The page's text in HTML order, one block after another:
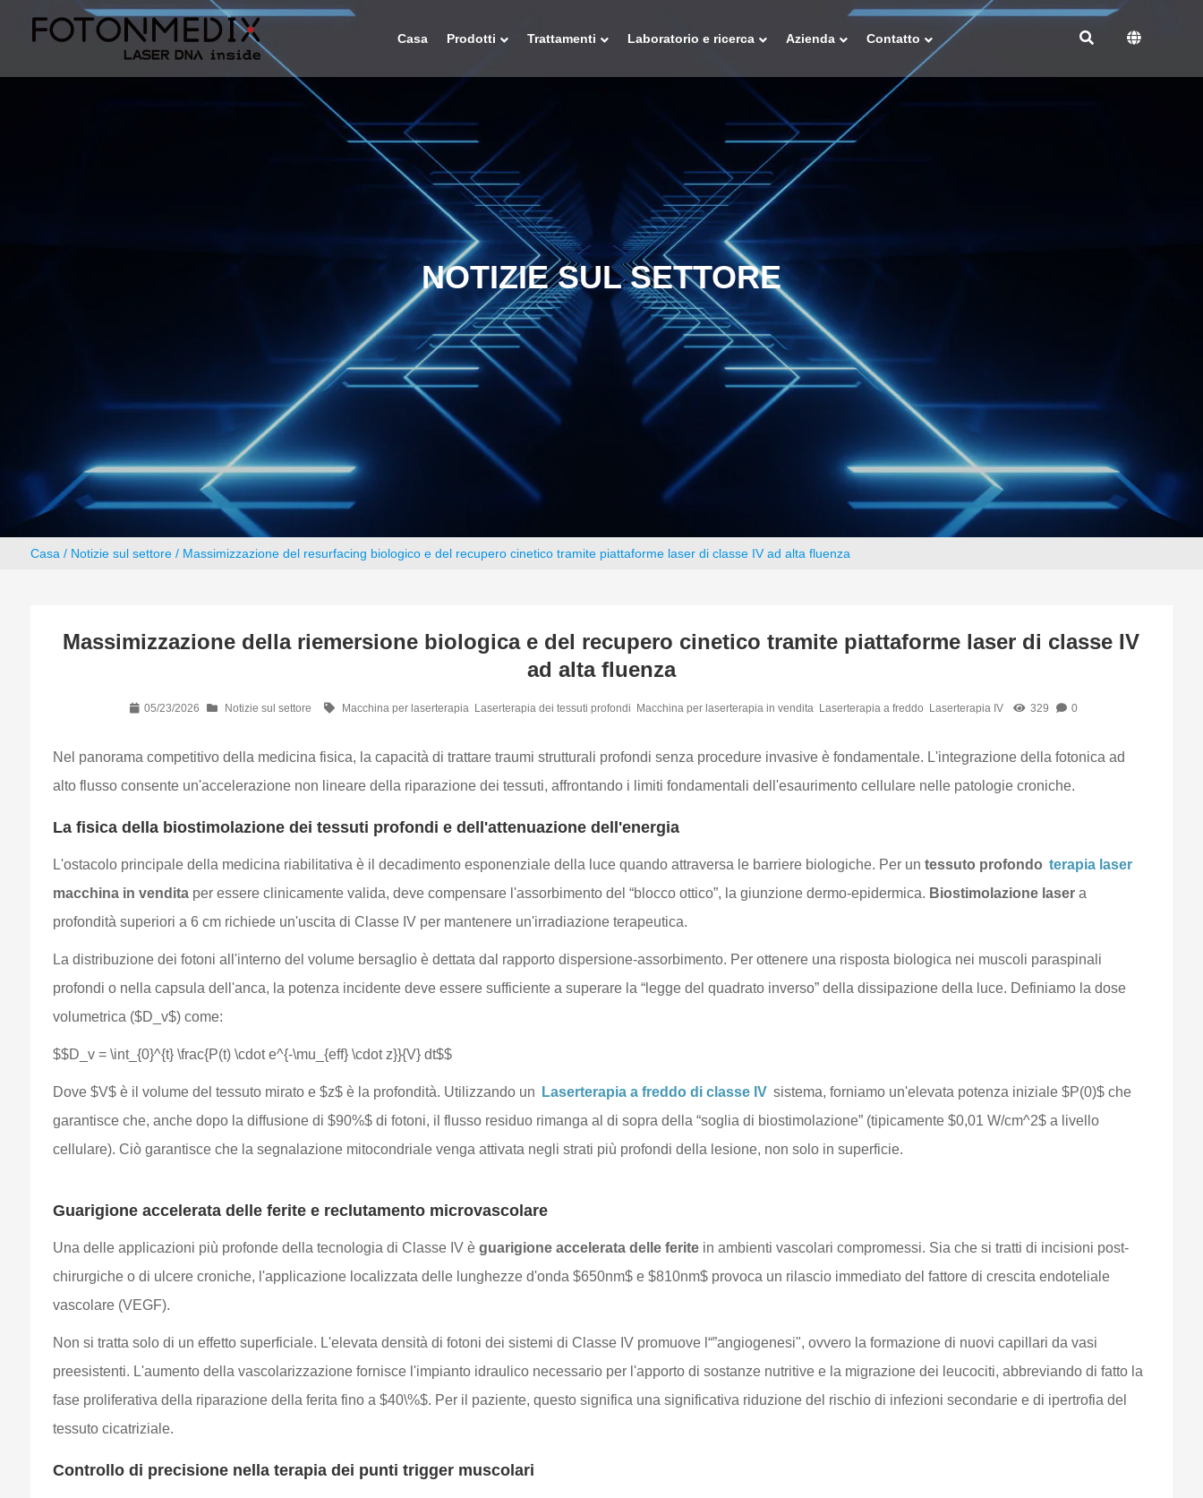
Casa Prodotti Trattamenti Laboratorio e ricerca Azienda Contatto
NOTIZIE SUL SETTORE
Casa / Notizie sul settore/ Massimizzazione del resurfacing biologico e del recupero cinetico tramite piattaforme laser di classe IV ad alta fluenza
Massimizzazione della riemersione biologica e del recupero cinetico tramite piattaforme laser di classe IV
ad alta fluenza
05/23/2026 Notizie sul settore Macchina per laserterapia Laserterapia dei tessuti profondi Macchina per laserterapia in vendita Laserterapia a freddo Laserterapia IV 329 0
Nel panorama competitivo della medicina fisica, la capacità di trattare traumi strutturali profondi senza procedure invasive è fondamentale. L'integrazione della fotonica ad
alto flusso consente un'accelerazione non lineare della riparazione dei tessuti, affrontando i limiti fondamentali dell'esaurimento cellulare nelle patologie croniche.
La fisica della biostimolazione dei tessuti profondi e dell'attenuazione dell'energia
L'ostacolo principale della medicina riabilitativa è il decadimento esponenziale della luce quando attraversa le barriere biologiche. Per untessuto profondo terapia laser
macchina in vendita per essere clinicamente valida, deve compensare l'assorbimento del “blocco ottico”, la giunzione dermo-epidermica. Biostimolazione laser a
profondità superiori a 6 cm richiede un'uscita di Classe IV per mantenere un'irradiazione terapeutica.
La distribuzione dei fotoni all'interno del volume bersaglio è dettata dal rapporto dispersione-assorbimento. Per ottenere una risposta biologica nei muscoli paraspinali
profondi o nella capsula dell'anca, la potenza incidente deve essere sufficiente a superare la “legge del quadrato inverso” della dissipazione della luce. Definiamo la dose
volumetrica ($D_v$) come:
$$D_v = \int_{0}^{t} \frac{P(t) \cdot e^{-\mu_{eff} \cdot z}}{V} dt$$
Dove $V$ è il volume del tessuto mirato e $z$ è la profondità. Utilizzando un Laserterapia a freddo di classe IV sistema, forniamo un'elevata potenza iniziale $P(0)$ che
garantisce che, anche dopo la diffusione di $90%$ di fotoni, il flusso residuo rimanga al di sopra della “soglia di biostimolazione” (tipicamente $0,01 W/cm^2$ a livello
cellulare). Ciò garantisce che la segnalazione mitocondriale venga attivata negli strati più profondi della lesione, non solo in superficie.
Guarigione accelerata delle ferite e reclutamento microvascolare
Una delle applicazioni più profonde della tecnologia di Classe IV èguarigione accelerata delle ferite in ambienti vascolari compromessi. Sia che si tratti di incisioni post-
chirurgiche o di ulcere croniche, l'applicazione localizzata delle lunghezze d'onda $650nm$ e $810nm$ provoca un rilascio immediato del fattore di crescita endoteliale
vascolare (VEGF).
Non si tratta solo di un effetto superficiale. L'elevata densità di fotoni dei sistemi di Classe IV promuove l“”angiogenesi", ovvero la formazione di nuovi capillari da vasi
preesistenti. L'aumento della vascolarizzazione fornisce l'impianto idraulico necessario per l'apporto di sostanze nutritive e la migrazione dei leucociti, abbreviando di fatto la
fase proliferativa della riparazione della ferita fino a $40\%$. Per il paziente, questo significa una significativa riduzione del rischio di infezioni secondarie e di ipertrofia del
tessuto cicatriziale.
Controllo di precisione nella terapia dei punti trigger muscolari